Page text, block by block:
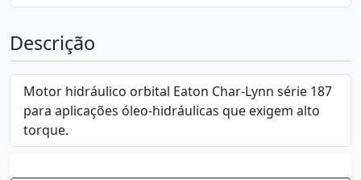
Descrição
Motor hidráulico orbital Eaton Char-Lynn série 187
para aplicações óleo-hidráulicas que exigem alto
torque.